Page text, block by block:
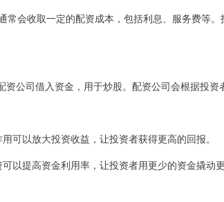
常会收取一定的配资成本，包括利息、服务费等
资公司借入资金，用于炒股。配资公司会根据投资
可以放大投资收益，让投资者获得更高的回报。
以提高资金利用率，让投资者用更少的资金撬动更